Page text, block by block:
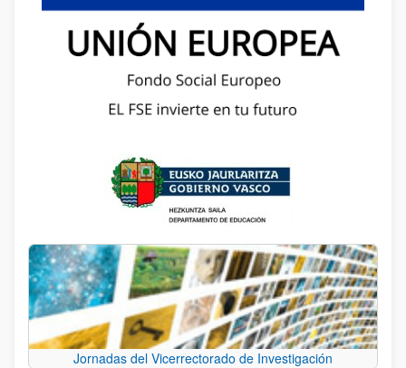
Jornadas del Vicerrectorado de Investigación